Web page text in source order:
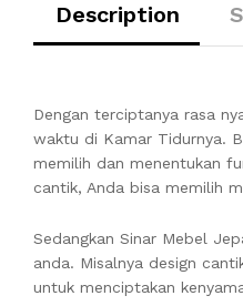
Description
Dengan terciptanya rasa
waktu di Kamar Tidurnya.
memilih dan menentukan
cantik, Anda bisa memilih
Sedangkan Sinar Mebel
anda. Misalnya design
untuk menciptakan